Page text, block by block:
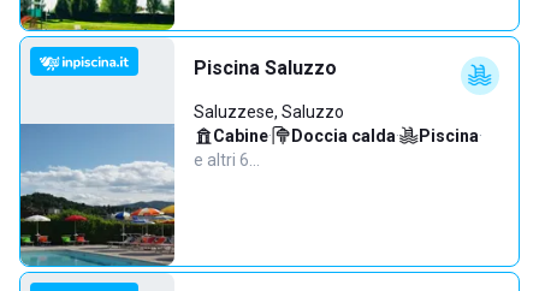
Piscina Saluzzo
Saluzzese, Saluzzo
Cabine· Doccia calda· Piscina·
e altri 6…